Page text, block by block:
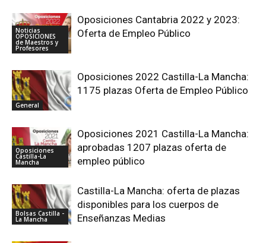
Noticias
OPOSICIONES
de Maestros y
Profesores
Oposiciones Cantabria 2022 y 2023:
Oferta de Empleo Público
General
Oposiciones 2022 Castilla-La Mancha:
1175 plazas Oferta de Empleo Público
Oposiciones
Castilla-La
Mancha
Oposiciones 2021 Castilla-La Mancha:
aprobadas 1207 plazas oferta de
empleo público
Bolsas Castilla -
La Mancha
Castilla-La Mancha: oferta de plazas
disponibles para los cuerpos de
Enseñanzas Medias